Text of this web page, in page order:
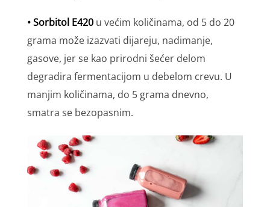
• Sorbitol E420 u većim količinama, od 5 do 20
grama može izazvati dijareju, nadimanje,
gasove, jer se kao prirodni šećer delom
degradira fermentacijom u debelom crevu. U
manjim količinama, do 5 grama dnevno,
smatra se bezopasnim.